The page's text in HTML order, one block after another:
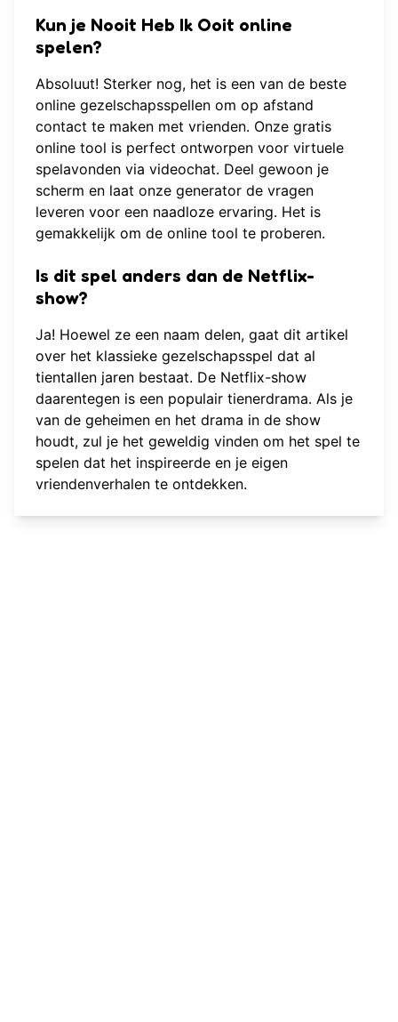
Kun je Nooit Heb Ik Ooit online
spelen?
Absoluut! Sterker nog, het is een van de beste
online gezelschapsspellen om op afstand
contact te maken met vrienden. Onze gratis
online tool is perfect ontworpen voor virtuele
spelavonden via videochat. Deel gewoon je
scherm en laat onze generator de vragen
leveren voor een naadloze ervaring. Het is
gemakkelijk om de online tool te proberen.
Is dit spel anders dan de Netflix-
show?
Ja! Hoewel ze een naam delen, gaat dit artikel
over het klassieke gezelschapsspel dat al
tientallen jaren bestaat. De Netflix-show
daarentegen is een populair tienerdrama. Als je
van de geheimen en het drama in de show
houdt, zul je het geweldig vinden om het spel te
spelen dat het inspireerde en je eigen
vriendenverhalen te ontdekken.